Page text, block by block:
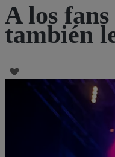
A los
también